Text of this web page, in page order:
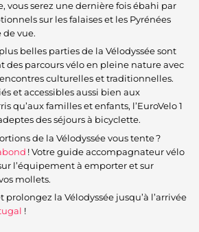
vous serez une dernière fois ébahi par
sur les falaises et les Pyrénées
de vue.
belles parties de la Vélodyssée sont
des parcours vélo en pleine nature avec
culturelles et traditionnelles.
et accessibles aussi bien aux
qu’aux familles et enfants, l’EuroVelo 1
des séjours à bicyclette.
de la Vélodyssée vous tente ?
! Votre guide accompagnateur vélo
l’équipement à emporter et sur
mollets.
prolongez la Vélodyssée jusqu’à l’arrivée
!